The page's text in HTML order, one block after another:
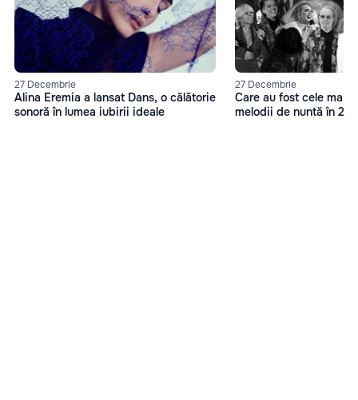
27 Decembrie
Alina Eremia a lansat Dans, o călătorie
sonoră în lumea iubirii ideale
27 Decembrie
Care au fost cele mai
melodii de nuntă în